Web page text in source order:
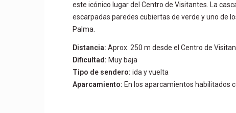
este icónico lugar del Centro de Visitantes. La
escarpadas paredes cubiertas de verde y uno de
Palma.
Distancia: Aprox. 250 m desde el Centro de
Dificultad: Muy baja
Tipo de sendero: ida y vuelta
Aparcamiento: En los aparcamientos habilitados